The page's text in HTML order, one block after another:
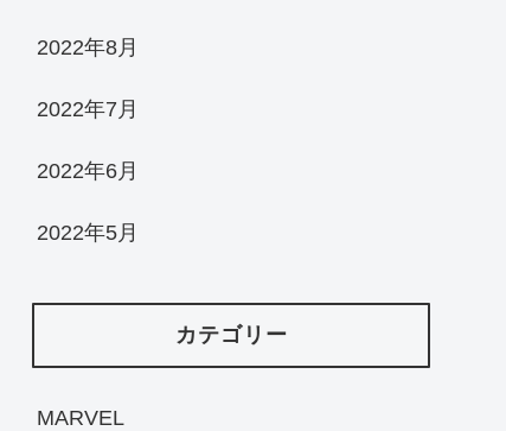
2022年8月
2022年7月
2022年6月
2022年5月
カテゴリー
MARVEL